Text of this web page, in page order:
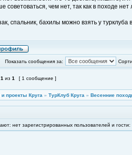
советоваться, чем нет, так как в походе
спальник, бахилы можно взять у
Показать сообщения за:
1 из 1 [ 1 сообщение ]
проекты Круга » ТурКлуб Круга » Весенние
нет зарегистрированных пользователей и гости: